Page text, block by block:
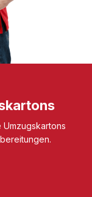
Umzugskartons